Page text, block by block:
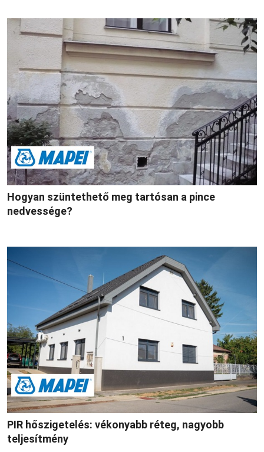
Hogyan szüntethető meg tartósan a pince
nedvessége?
PIR hőszigetelés: vékonyabb réteg, nagyobb
teljesítmény